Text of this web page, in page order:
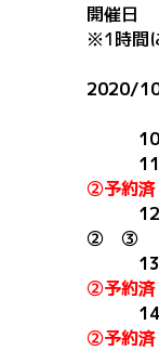
開催日
※1時間
2020/
②予約
② ③
②予約
1
②予約